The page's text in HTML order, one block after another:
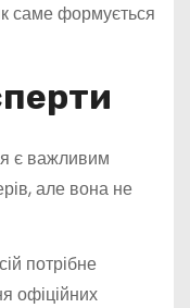
саме формується
є важливим
але вона не
потрібне
офіційних